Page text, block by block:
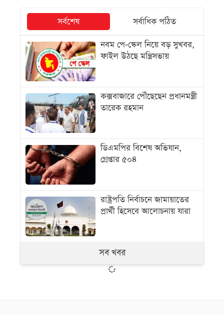
সর্বশেষ
সর্বাধিক পঠিত
নবম পে-স্কেল নিয়ে বড় সুখবর,
ফাইল উঠছে মন্ত্রিসভায়
কক্সবাজারে পৌঁছেছেন প্রধানমন্ত্রী
তারেক রহমান
ডিএমপির বিশেষ অভিযান,
গ্রেপ্তার ৫০৪
রাষ্ট্রপতি নির্বাচনে জামায়াতের
প্রার্থী হিসেবে আলোচনায় যারা
সব খবর